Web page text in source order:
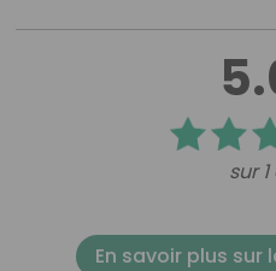
sur
En savoir plus sur